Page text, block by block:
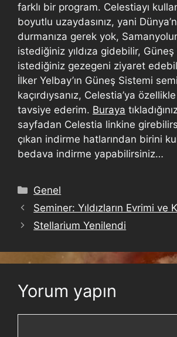
farklı bir program. Celestiayı
boyutlu uzaydasınız, yani
durmanıza gerek yok,
istediğiniz yıldıza gidebilir,
istediğiniz gezegeni ziyaret
İlker Yelbay’ın Güneş Sistemi
kaçırdıysanız, Celestia’ya
tavsiye ederim. Buraya
sayfadan Celestia linkine
çıkan indirme hatlarından birini
bedava indirme yapabilirsiniz…
Genel
Seminer: Yıldızların Evrimi ve
Stellarium Yenilendi
Yorum yapın